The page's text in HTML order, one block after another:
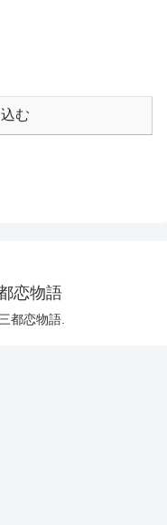
む
恋物語
都恋物語.